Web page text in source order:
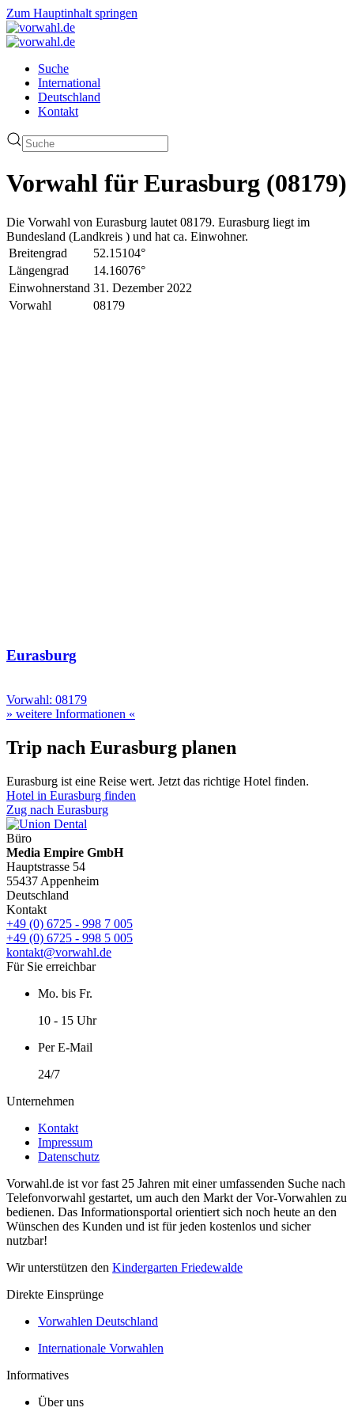
Zum Hauptinhalt springen
Suche
International
Deutschland
Kontakt
Vorwahl für Eurasburg (08179)
Die Vorwahl von Eurasburg lautet 08179. Eurasburg liegt im
Bundesland (Landkreis ) und hat ca. Einwohner.
Breitengrad
52.15104°
Längengrad
14.16076°
Einwohnerstand 31. Dezember 2022
Vorwahl
08179
Eurasburg
Vorwahl: 08179
» weitere Informationen «
Trip nach Eurasburg planen
Eurasburg ist eine Reise wert. Jetzt das richtige Hotel finden.
Hotel in Eurasburg finden
Zug nach Eurasburg
Büro
Media Empire GmbH
Hauptstrasse 54
55437 Appenheim
Deutschland
Kontakt
+49 (0) 6725 - 998 7 005
+49 (0) 6725 - 998 5 005
kontakt@vorwahl.de
Für Sie erreichbar
Mo. bis Fr.
10 - 15 Uhr
Per E-Mail
24/7
Unternehmen
Kontakt
Impressum
Datenschutz
Vorwahl.de ist vor fast 25 Jahren mit einer umfassenden Suche nach
Telefonvorwahl gestartet, um auch den Markt der Vor-Vorwahlen zu
bedienen. Das Informationsportal orientiert sich noch heute an den
Wünschen des Kunden und ist für jeden kostenlos und sicher
nutzbar!
Wir unterstützen den Kindergarten Friedewalde
Direkte Einsprünge
Vorwahlen Deutschland
Internationale Vorwahlen
Informatives
Über uns